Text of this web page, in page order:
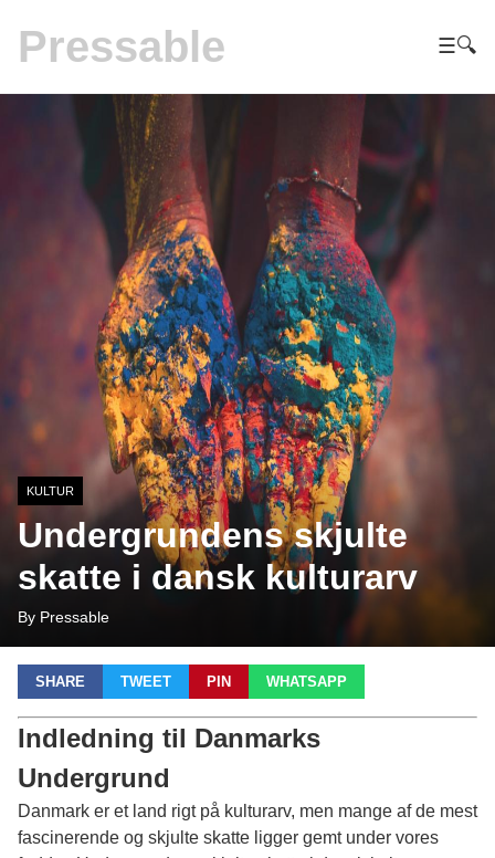
Pressable ☰🔍
KULTUR
Undergrundens skjulte
skatte i dansk kulturarv
By Pressable
SHARE TWEET PIN WHATSAPP
Indledning til Danmarks
Undergrund
Danmark er et land rigt på kulturarv, men mange af de mest
fascinerende og skjulte skatte ligger gemt under vores